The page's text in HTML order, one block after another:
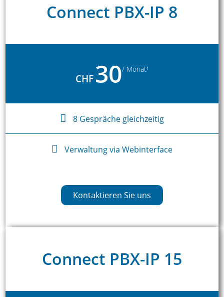
Connect PBX-IP 8
CHF 30/ Monat¹
8 Gespräche gleichzeitig
Verwaltung via Webinterface
Kontaktieren Sie uns
Connect PBX-IP 15